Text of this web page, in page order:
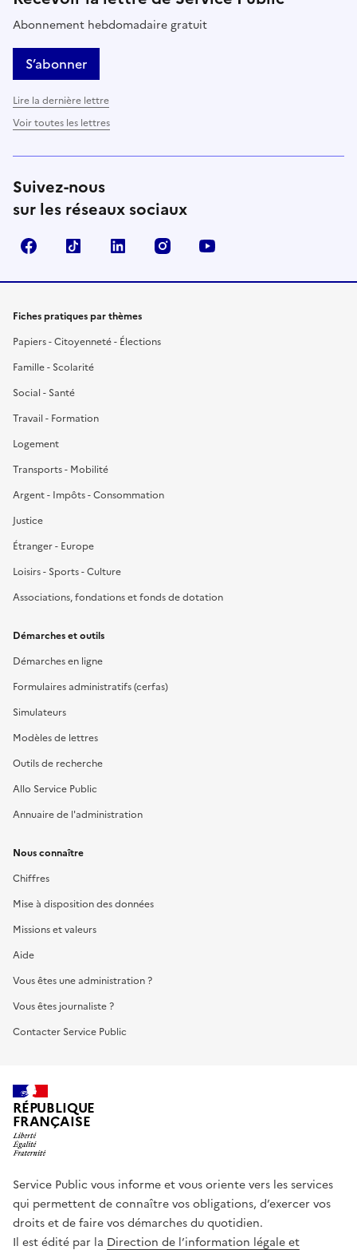
Abonnement hebdomadaire gratuit
S’abonner
Lire la dernière lettre
Voir toutes les lettres
Suivez-nous
sur les réseaux sociaux
FacebookTikTok LinkedIn Instagram
Fiches pratiques par thèmes
Papiers - Citoyenneté - Élections
Famille - Scolarité
Social - Santé
Travail - Formation
Logement
Transports - Mobilité
Argent - Impôts - Consommation
Justice
Étranger - Europe
Loisirs - Sports - Culture
Associations, fondations et fonds de dotation
Démarches et outils
Démarches en ligne
Formulaires administratifs (cerfas)
Simulateurs
Modèles de lettres
Outils de recherche
Allo Service Public
Annuaire de l'administration
Nous connaître
Chiffres
Mise à disposition des données
Missions et valeurs
Aide
Vous êtes une administration ?
Vous êtes journaliste ?
Contacter Service Public
RÉPUBLIQUE
FRANÇAISE
Service Public vous informe et vous oriente vers les services
qui permettent de connaître vos obligations, d’exercer vos
droits et de faire vos démarches du quotidien.
Il est édité par la Direction de l’information légale et